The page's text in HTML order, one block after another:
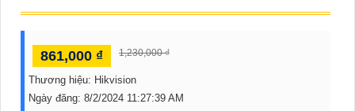
861,000 ₫ 1,230,000 ₫
Thương hiệu: Hikvision
Ngày đăng: 8/2/2024 11:27:39 AM